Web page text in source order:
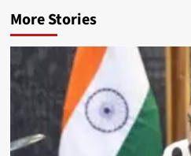
More Stories